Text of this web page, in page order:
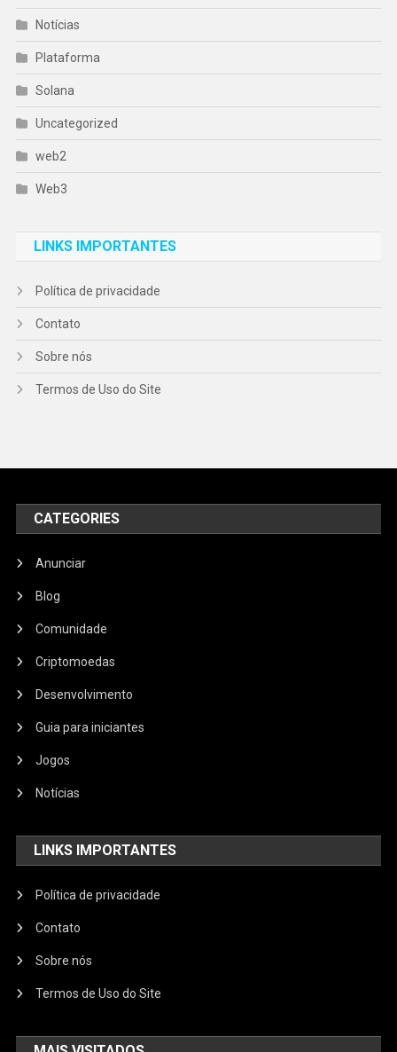
Notícias
Plataforma
Solana
Uncategorized
web2
Web3
LINKS IMPORTANTES
Política de privacidade
Contato
Sobre nós
Termos de Uso do Site
CATEGORIES
Anunciar
Blog
Comunidade
Criptomoedas
Desenvolvimento
Guia para iniciantes
Jogos
Notícias
LINKS IMPORTANTES
Política de privacidade
Contato
Sobre nós
Termos de Uso do Site